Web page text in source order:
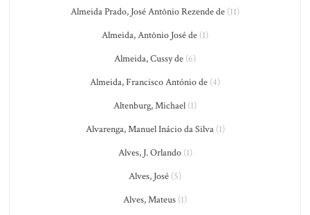
Almeida Prado, José Antônio Rezende de (11)
Almeida, Antônio José de (1)
Almeida, Cussy de (6)
Almeida, Francisco António de (4)
Altenburg, Michael (1)
Alvarenga, Manuel Inácio da Silva(1)
Alves, J. Orlando(1)
Alves, José (5)
Alves, Mateus (1)